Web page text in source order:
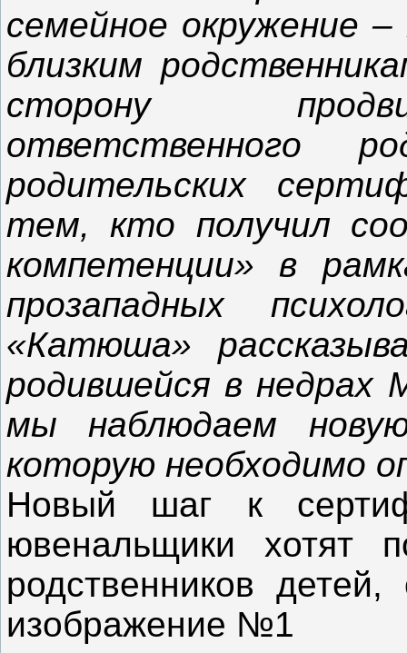
семейное окружение
близким
сторону
ответственного
родительских
тем, кто получил
компетенции» в
прозападных
«Катюша»
родившейся в недрах
мы наблюдаем
которую необходимо
Новый шаг к
ювенальщики хотят
родственников
изображение №1